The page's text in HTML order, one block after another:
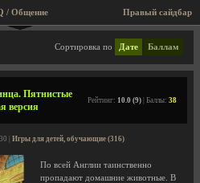
FAQ / Общение
детей, обучающие
Сортировка по Дате Баллам
Пятнистые
версия
Рейтинг: 10.0 (9) | Баллы: 38
| Игры для детей, обучающие (316)
По всей Англии таинственно
пропадают домашние животные. В